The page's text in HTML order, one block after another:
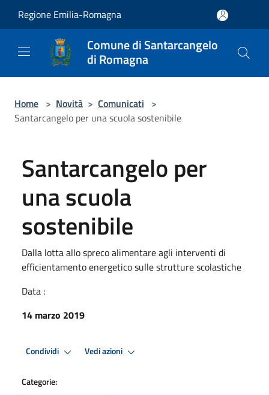
Regione Emilia-Romagna
Comune di Santarcangelo
di Romagna
Home > Novità > Comunicati >
Santarcangelo per una scuola sostenibile
Santarcangelo per
una scuola
sostenibile
Dalla lotta allo spreco alimentare agli interventi di
efficientamento energetico sulle strutture scolastiche
Data :
14 marzo 2019
Condividi Vedi azioni
Categorie: